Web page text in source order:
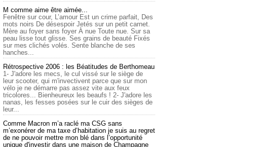
M comme aime être aimée...
Fenêtre sur cour, L’amour Est un crime parfait, Des
mots noirs De désespoir Jetés sur un petit carnet.
Mère au foyer sans foyer À nue Toute nue. Sur sa
peau lisse tout glisse. Ses grains de beauté Fixés
sur mes clichés volés. Sente blanche de ses
hanches...
Rétrospective 2006 : les Béatitudes de Berthomeau
1- J'adore les mecs, le cul vissé sur le siège de
leur scooter, qui m'invectivent parce que sur mon
vélo je ne démarre pas assez vite aux feux
tricolores... Bienheureux les beaufs ! 2- J'adore les
nanas, les fesses posées sur le cuir des sièges de
leur...
Comme Macron m’a raclé ma CSG sans
m’exonérer de ma taxe d’habitation je suis au regret
de ne pouvoir mettre mon blé dans l’opportunité
unique d'investir dans une maison de Champagne